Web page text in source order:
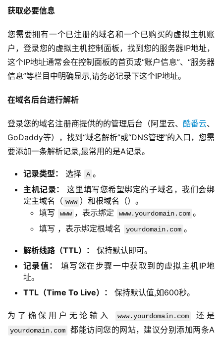
获取必要信息
您需要拥有一个已注册的域名和一个已购买的虚拟主机账
户，登录您的虚拟主机控制面板，找到您的服务器IP地址，
这个IP地址通常会在控制面板的首页或“账户信息”、“服务器
信息”等栏目中明确显示,请务必记录下这个IP地址。
在域名后台进行解析
登录您的域名注册商提供的的管理后台（阿里云、 酷番云、
GoDaddy等），找到“域名解析”或“DNS管理”的入口，您需
要添加一条解析记录,最常用的是A记录。
记录类型： 选择 A 。
主机记录：
这里填写您希望绑定的子域名，我们会绑
定主域名（ www ）和根域名（）。
填写
www ，表示绑定 www.yourdomain.com 。
填写 ，表示绑定根域名
yourdomain.com 。
解析线路（TTL）：
保持默认即可。
记录值：
填写您在步骤一中获取到的虚拟主机IP地
址。
TTL（Time To Live）：
保持默认值,如600秒。
为了确保用户无论输入 www.yourdomain.com
yourdomain.com
都能访问您的网站，建议分别添加两条A